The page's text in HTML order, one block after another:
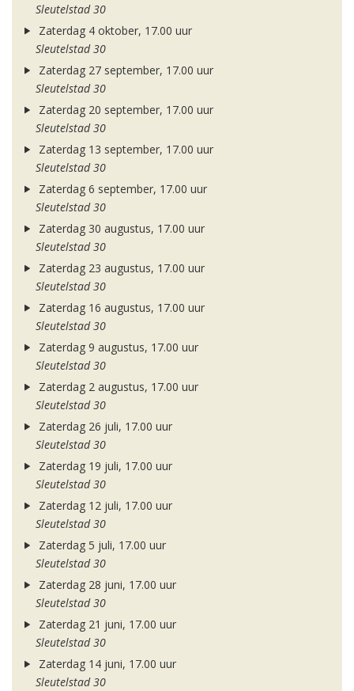
Sleutelstad 30
Zaterdag 4 oktober, 17.00 uur
Sleutelstad 30
Zaterdag 27 september, 17.00 uur
Sleutelstad 30
Zaterdag 20 september, 17.00 uur
Sleutelstad 30
Zaterdag 13 september, 17.00 uur
Sleutelstad 30
Zaterdag 6 september, 17.00 uur
Sleutelstad 30
Zaterdag 30 augustus, 17.00 uur
Sleutelstad 30
Zaterdag 23 augustus, 17.00 uur
Sleutelstad 30
Zaterdag 16 augustus, 17.00 uur
Sleutelstad 30
Zaterdag 9 augustus, 17.00 uur
Sleutelstad 30
Zaterdag 2 augustus, 17.00 uur
Sleutelstad 30
Zaterdag 26 juli, 17.00 uur
Sleutelstad 30
Zaterdag 19 juli, 17.00 uur
Sleutelstad 30
Zaterdag 12 juli, 17.00 uur
Sleutelstad 30
Zaterdag 5 juli, 17.00 uur
Sleutelstad 30
Zaterdag 28 juni, 17.00 uur
Sleutelstad 30
Zaterdag 21 juni, 17.00 uur
Sleutelstad 30
Zaterdag 14 juni, 17.00 uur
Sleutelstad 30